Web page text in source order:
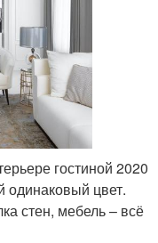
гостиной 2020
одинаковый цвет.
стен, мебель – всё